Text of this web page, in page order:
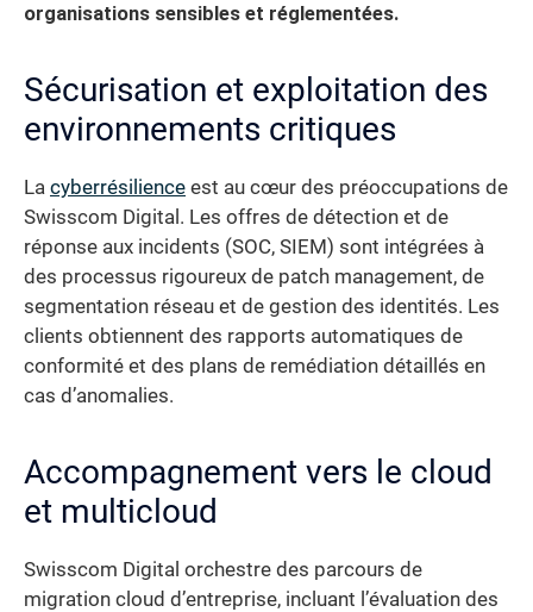
organisations sensibles et réglementées.
Sécurisation et exploitation des
environnements critiques
La cyberrésilience est au cœur des préoccupations de
Swisscom Digital. Les offres de détection et de
réponse aux incidents (SOC, SIEM) sont intégrées à
des processus rigoureux de patch management, de
segmentation réseau et de gestion des identités. Les
clients obtiennent des rapports automatiques de
conformité et des plans de remédiation détaillés en
cas d’anomalies.
Accompagnement vers le cloud
et multicloud
Swisscom Digital orchestre des parcours de
migration cloud d’entreprise, incluant l’évaluation des